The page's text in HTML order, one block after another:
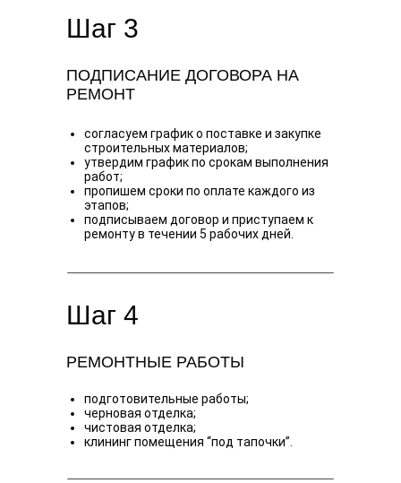
Шаг 3
ПОДПИСАНИЕ ДОГОВОРА НА
РЕМОНТ
согласуем график о поставке и закупке
строительных материалов;
утвердим график по срокам выполнения
работ;
пропишем сроки по оплате каждого из
этапов;
подписываем договор и приступаем к
ремонту в течении 5 рабочих дней.
Шаг 4
РЕМОНТНЫЕ РАБОТЫ
подготовительные работы;
черновая отделка;
чистовая отделка;
клининг помещения “под тапочки”.